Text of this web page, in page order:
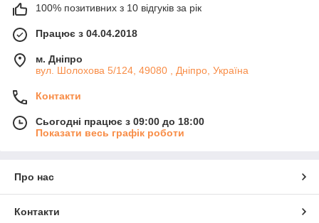
100% позитивних з 10 відгуків за рік
Працює з 04.04.2018
м. Дніпро
вул. Шолохова 5/124, 49080 , Дніпро, Україна
Контакти
Сьогодні працює з 09:00 до 18:00
Показати весь графік роботи
Про нас
Контакти